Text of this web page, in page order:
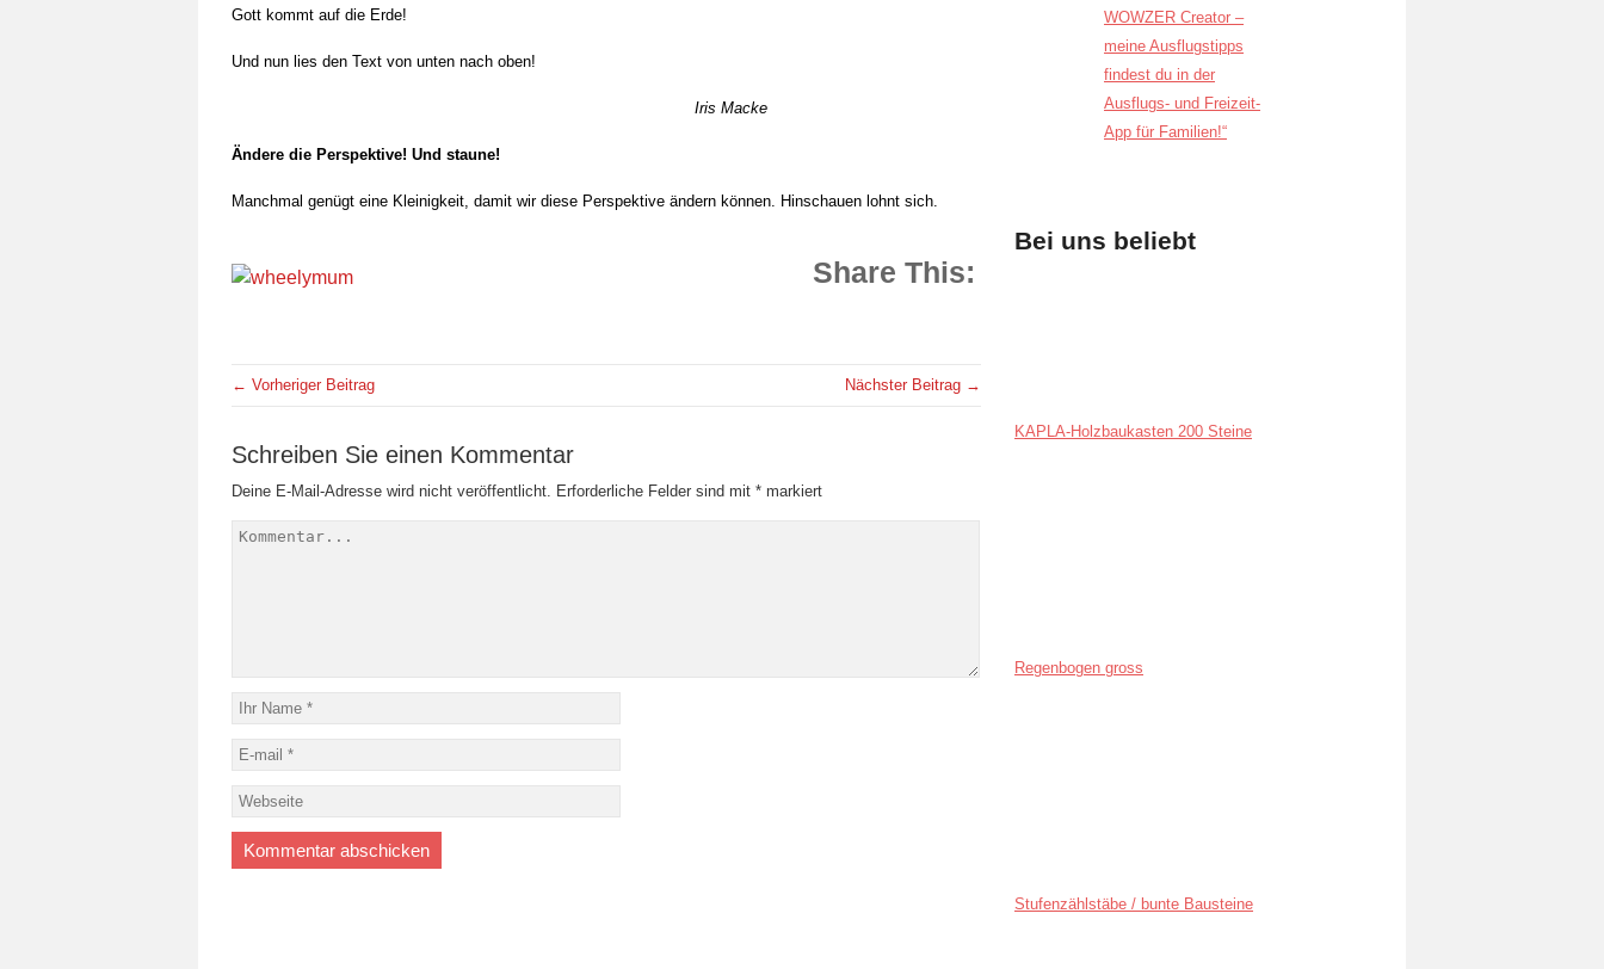
Gott kommt auf die Erde!
Und nun lies den Text von unten nach oben!
Iris Macke
Ändere die Perspektive! Und staune!
Manchmal genügt eine Kleinigkeit, damit wir diese Perspektive ändern können. Hinschauen lohnt sich.
Share This:
← Vorheriger Beitrag Nächster Beitrag →
Schreiben Sie einen Kommentar
Deine E-Mail-Adresse wird nicht veröffentlicht. Erforderliche Felder sind mit * markiert
Bei uns beliebt
KAPLA-Holzbaukasten 200 Steine
Regenbogen gross
Stufenzählstäbe / bunte Bausteine